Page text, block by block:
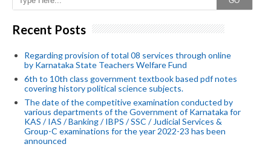
Recent Posts
Regarding provision of total 08 services through online
by Karnataka State Teachers Welfare Fund
6th to 10th class government textbook based pdf notes
covering history political science subjects.
The date of the competitive examination conducted by
various departments of the Government of Karnataka for
KAS / IAS / Banking / IBPS / SSC / Judicial Services &
Group-C examinations for the year 2022-23 has been
announced